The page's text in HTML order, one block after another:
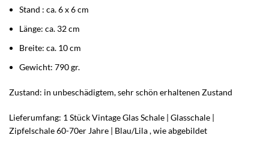
Stand : ca. 6 x 6 cm
Länge: ca. 32 cm
Breite: ca. 10 cm
Gewicht: 790 gr.
Zustand: in unbeschädigtem, sehr schön erhaltenen Zustand
Lieferumfang: 1 Stück Vintage Glas Schale | Glasschale |
Zipfelschale 60-70er Jahre | Blau/Lila , wie abgebildet